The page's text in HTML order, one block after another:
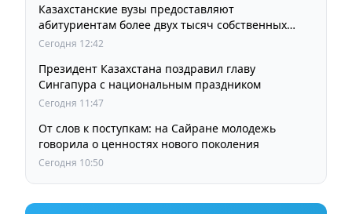
Казахстанские вузы предоставляют
абитуриентам более двух тысяч собственных
образовательных грантов
Сегодня 12:42
Президент Казахстана поздравил главу
Сингапура с национальным праздником
Сегодня 11:47
От слов к поступкам: на Сайране молодежь
говорила о ценностях нового поколения
Сегодня 10:50